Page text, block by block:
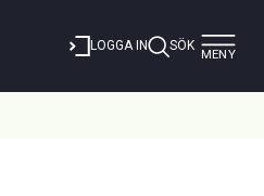
LOGGA IN SÖK Toggle
MENY